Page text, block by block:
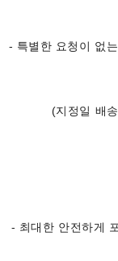
- 특별한 요청이 없
(지정일 배
- 최대한 안전하게